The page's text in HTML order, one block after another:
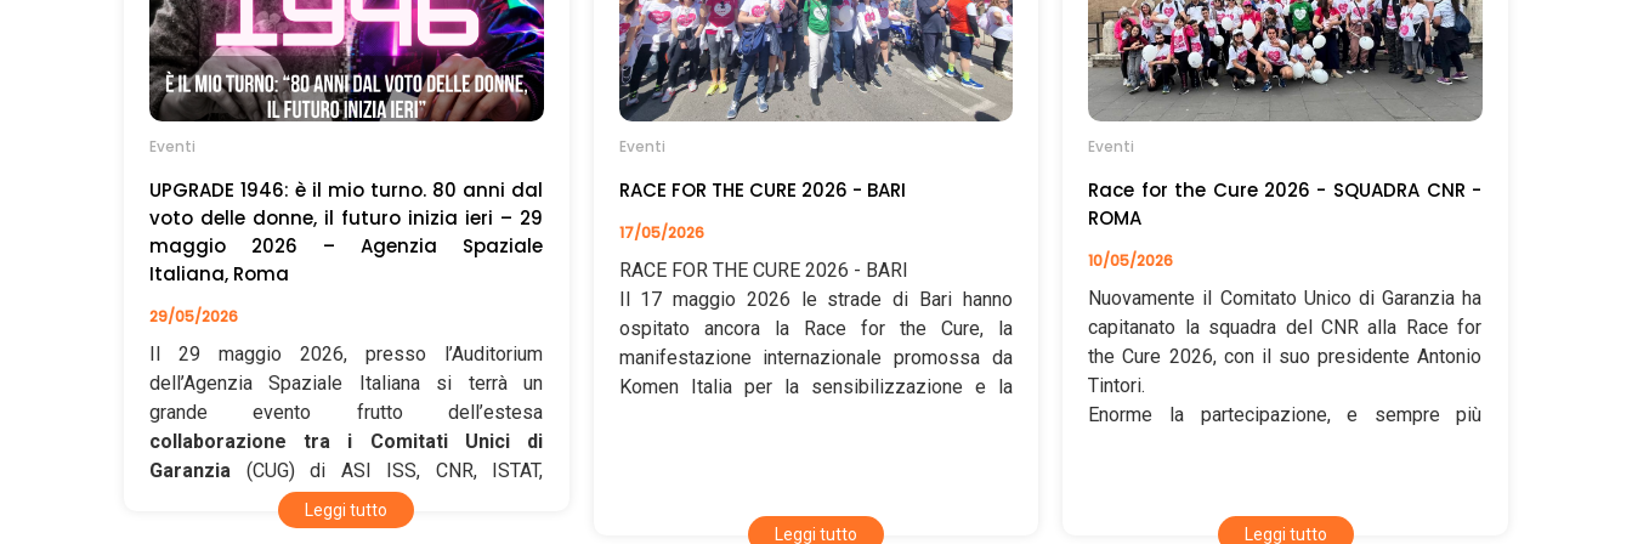
Eventi
UPGRADE 1946: è il mio turno. 80 anni dal
voto delle donne, il futuro inizia ieri – 29
maggio 2026 – Agenzia Spaziale
Italiana, Roma
29/05/2026
Il 29 maggio 2026, presso l’Auditorium
dell’Agenzia Spaziale Italiana si terrà un
grande evento frutto dell’estesa
collaborazione tra i Comitati Unici di
Garanzia (CUG) di ASI ISS, CNR, ISTAT,
INAPP, ENEA, ISPRA, CREA, AIFA, ENAC,
INVALSI, Stazione Zoologica Anton Dohrn,
Leggi tutto
Eventi
RACE FOR THE CURE 2026 - BARI
17/05/2026
RACE FOR THE CURE 2026 - BARI
Il 17 maggio 2026 le strade di Bari hanno
ospitato ancora la Race for the Cure, la
manifestazione internazionale promossa da
Komen Italia per la sensibilizzazione e la
partecipazione e visibilità.
Leggi tutto
Eventi
Race for the Cure 2026 - SQUADRA CNR -
ROMA
10/05/2026
Nuovamente il Comitato Unico di Garanzia ha
capitanato la squadra del CNR alla Race for
the Cure 2026, con il suo presidente Antonio
Tintori.
Enorme la partecipazione, e sempre più
manifestazione che richiama attenzione a
Leggi tutto